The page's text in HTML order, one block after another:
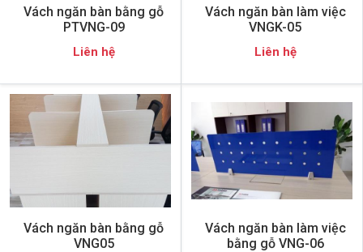
Vách ngăn bàn bằng gỗ
PTVNG-09
Liên hệ
Vách ngăn bàn làm việc
VNGK-05
Liên hệ
Vách ngăn bàn bằng gỗ
VNG05
Vách ngăn bàn làm việc
bằng gỗ VNG-06